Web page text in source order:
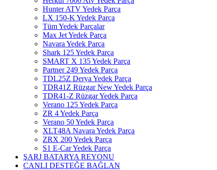
Hunter ATV Yedek Parça
LX 150-K Yedek Parça
Tüm Yedek Parçalar
Max Jet Yedek Parça
Navara Yedek Parça
Shark 125 Yedek Parça
SMART X 135 Yedek Parça
Partner 249 Yedek Parça
TDL25Z Derya Yedek Parça
TDR41Z Rüzgar New Yedek Parça
TDR41-Z Rüzgar Yedek Parça
Verano 125 Yedek Parça
ZR 4 Yedek Parça
Verano 50 Yedek Parça
XLT48A Navara Yedek Parça
ZRX 200 Yedek Parça
S1 E-Car Yedek Parça
ŞARJ BATARYA REYONU
CANLI DESTEĞE BAĞLAN